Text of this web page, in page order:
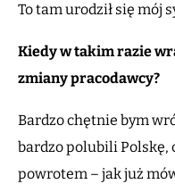
To tam urodził się mój
Kiedy w takim razie
zmiany pracodawcy?
Bardzo chętnie bym
bardzo polubili Polskę,
powrotem – jak już